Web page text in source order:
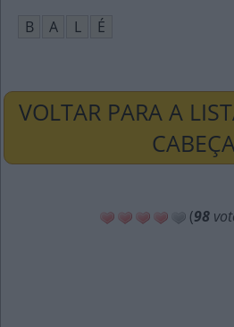
B
A L É
VOLTAR PARA A
(98